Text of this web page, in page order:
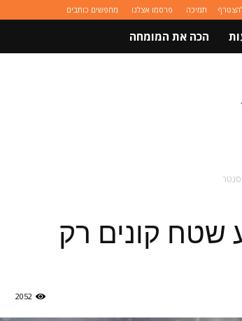
תמיכה פרסמו אצלנו מחפשים כותבים
הכה את המומחה
שטח קונים רק
2052